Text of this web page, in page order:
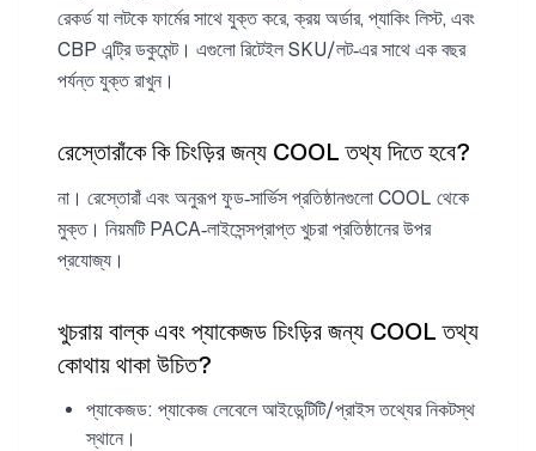
রেকর্ড যা লটকে ফার্মের সাথে যুক্ত করে, ক্রয় অর্ডার, প্যাকিং লিস্ট, এবং
CBP এন্ট্রি ডকুমেন্ট। এগুলো রিটেইল SKU/লট‑এর সাথে এক বছর
পর্যন্ত যুক্ত রাখুন।
রেস্তোরাঁকে কি চিংড়ির জন্য COOL তথ্য দিতে হবে?
না। রেস্তোরাঁ এবং অনুরূপ ফুড‑সার্ভিস প্রতিষ্ঠানগুলো COOL থেকে
মুক্ত। নিয়মটি PACA‑লাইসেন্সপ্রাপ্ত খুচরা প্রতিষ্ঠানের উপর
প্রযোজ্য।
খুচরায় বাল্ক এবং প্যাকেজড চিংড়ির জন্য COOL তথ্য
কোথায় থাকা উচিত?
প্যাকেজড: প্যাকেজ লেবেলে আইডেন্টিটি/প্রাইস তথ্যের নিকটস্থ
স্থানে।